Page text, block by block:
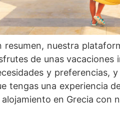
resumen, nuestra
de unas
y preferencias,
tengas una experiencia
en Grecia con